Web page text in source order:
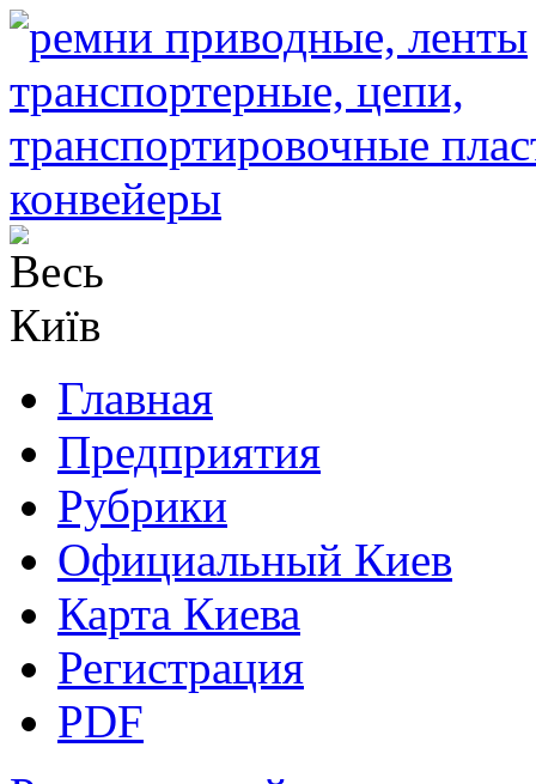
Главная
Предприятия
Рубрики
Официальный Киев
Карта Киева
Регистрация
PDF